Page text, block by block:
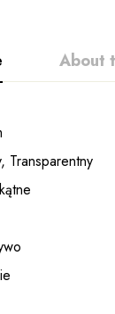
About
Transparentny